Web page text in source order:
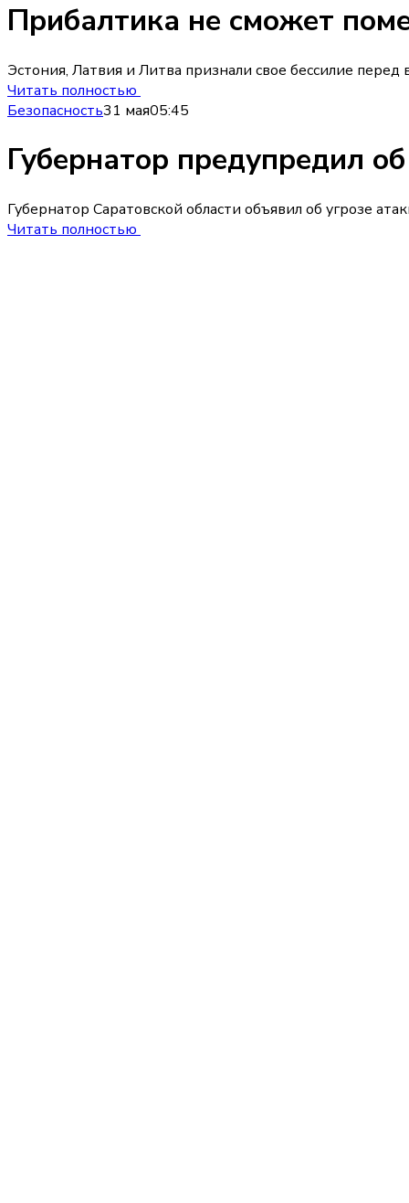
Прибалтика не сможет
Эстония, Латвия и Литва признали свое бессилие
Читать полностью
Безопасность31 мая05:45
Губернатор предупредил
Губернатор Саратовской области объявил об угрозе
Читать полностью